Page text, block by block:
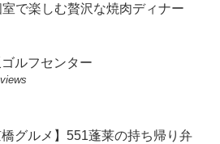
で楽しむ贅沢な焼肉ディナー
ルフセンター
橋グルメ】551蓬莱の持ち帰り弁